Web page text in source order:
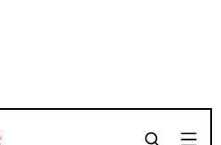
SHARE
SHARE